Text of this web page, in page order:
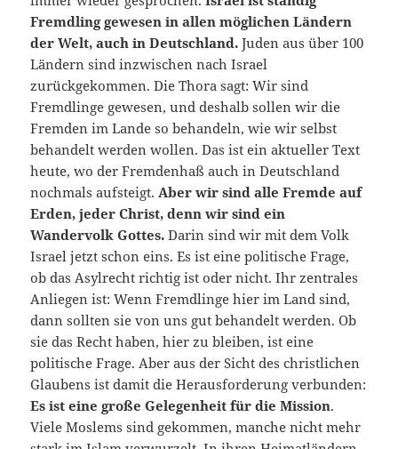
Fremdling gewesen in allen möglichen Ländern
der Welt, auch in Deutschland. Juden aus über 100
Ländern sind inzwischen nach Israel
zurückgekommen. Die Thora sagt: Wir sind
Fremdlinge gewesen, und deshalb sollen wir die
Fremden im Lande so behandeln, wie wir selbst
behandelt werden wollen. Das ist ein aktueller Text
heute, wo der Fremdenhaß auch in Deutschland
nochmals aufsteigt. Aber wir sind alle Fremde auf
Erden, jeder Christ, denn wir sind ein
Wandervolk Gottes. Darin sind wir mit dem Volk
Israel jetzt schon eins. Es ist eine politische Frage,
ob das Asylrecht richtig ist oder nicht. Ihr zentrales
Anliegen ist: Wenn Fremdlinge hier im Land sind,
dann sollten sie von uns gut behandelt werden. Ob
sie das Recht haben, hier zu bleiben, ist eine
politische Frage. Aber aus der Sicht des christlichen
Glaubens ist damit die Herausforderung verbunden:
Es ist eine große Gelegenheit für die Mission.
Viele Moslems sind gekommen, manche nicht mehr